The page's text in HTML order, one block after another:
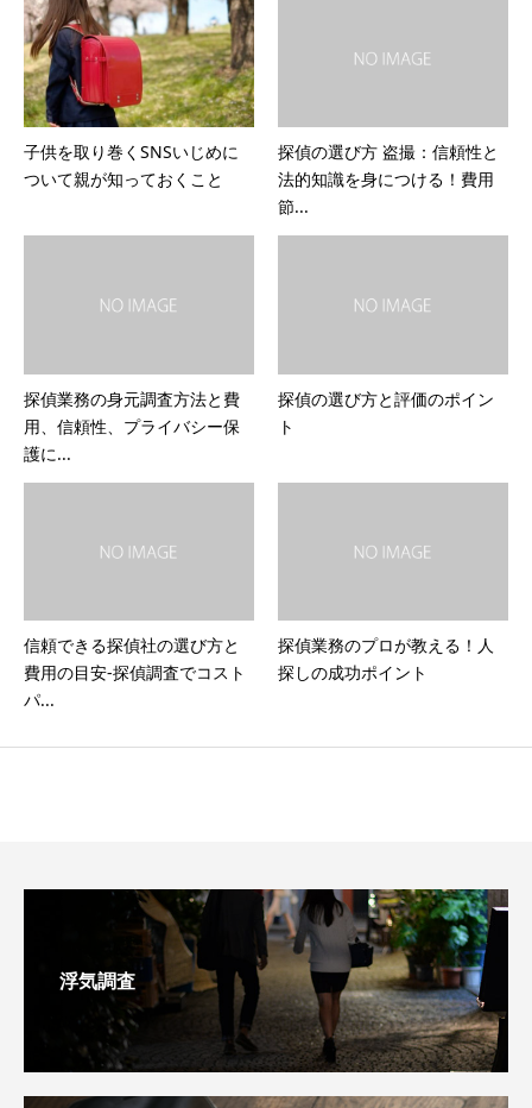
子供を取り巻くSNSいじめに
ついて親が知っておくこと
探偵の選び方 盗撮：信頼性と
法的知識を身につける！費用
節...
探偵業務の身元調査方法と費
用、信頼性、プライバシー保
護に...
探偵の選び方と評価のポイン
ト
信頼できる探偵社の選び方と
費用の目安-探偵調査でコスト
パ...
探偵業務のプロが教える！人
探しの成功ポイント
浮気調査